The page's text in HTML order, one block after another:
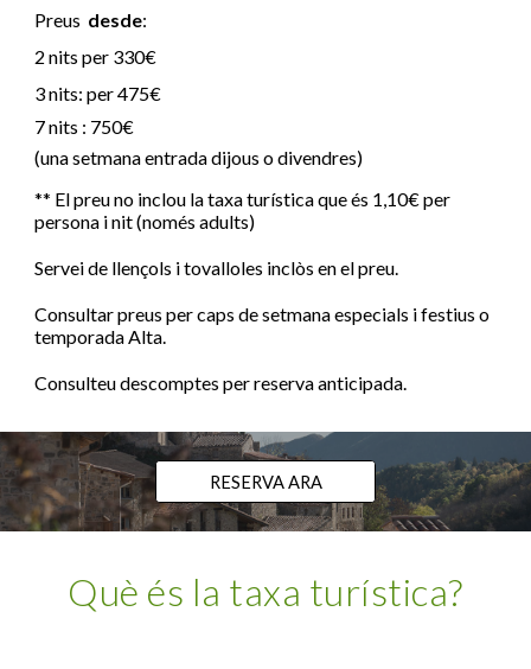
Preus desde:
2 nits per 330€
3 nits: per475€
7 nits : 750€
(una setmana entrada dijous o divendres)
** El preu no inclou la taxa turística que és 1,10€ per
persona i nit (només adults)
Servei de llençols i tovalloles inclòs en el preu.
Consultar preus per caps de setmana especials i festius o
temporada Alta.
Consulteu descomptes per reserva anticipada.
RESERVA ARA
Què és la taxa turística?